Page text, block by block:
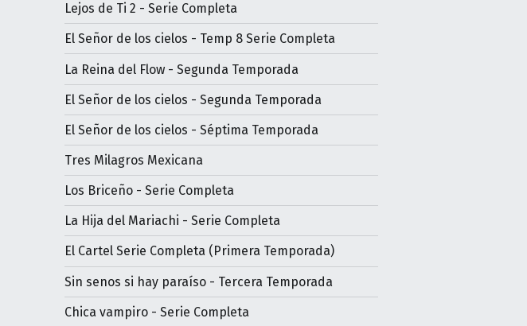
Lejos de Ti 2 - Serie Completa
El Señor de los cielos - Temp 8 Serie Completa
La Reina del Flow - Segunda Temporada
El Señor de los cielos - Segunda Temporada
El Señor de los cielos - Séptima Temporada
Tres Milagros Mexicana
Los Briceño - Serie Completa
La Hija del Mariachi - Serie Completa
El Cartel Serie Completa (Primera Temporada)
Sin senos si hay paraíso - Tercera Temporada
Chica vampiro - Serie Completa